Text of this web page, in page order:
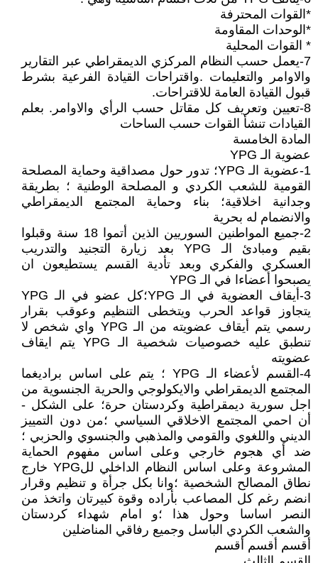
*القوات المحترفة
*الوحدات المقاومة
* القوات المحلية
7-يعمل حسب النظام المركزي الديمقراطي عبر التقارير
والاوامر والتعليمات .واقتراحات القيادة الفرعية بشرط
قبول القيادة العامة للاقتراحات.
8-تعيين وتعريف كل مقاتل حسب الرأي والاوامر. بعلم
القيادات تنشأ القوات حسب الساحات
المادة الخامسة
عضوية الـ YPG
1-عضوية الـ YPG؛ تدور حول مصداقية وحماية المصلحة
القومية للشعب الكردي و المصلحة الوطنية ؛ بطريقة
وجدانية اخلاقية؛ بناء وحماية المجتمع الديمقراطي
والانضمام له بحرية
2-جميع المواطنين السوريين الذين أتموا 18 سنة وقبلوا
بقيم ومبادئ الـ YPG بعد زيارة التجنيد والتدريب
العسكري والفكري وبعد تأدية القسم يستطيعون ان
يصبحوا أعضاءا في الـ YPG
3-أيقاف العضوية في الـ YPG؛كل عضو في الـ YPG
يتجاوز قواعد الحرب ويتخطى التنظيم وعوقب بقرار
رسمي يتم أيقاف عضويته من الـ YPG واي شخص لا
تنطبق عليه خصوصيات شخصية الـ YPG يتم ايقاف
عضويته
4-القسم لأعضاء الـ YPG ؛ يتم على اساس براديغما
المجتمع الديمقراطي والايكولوجي والحرية الجنسوية من
اجل سورية ديمقراطية وكردستان حرة؛ على الشكل -
أن احمي المجتمع الاخلاقي السياسي ؛من دون التمييز
الديني واللغوي والقومي والمذهبي والجنسوي والحزبي ؛
ضد أي هجوم خارجي وعلى اساس مفهوم الحماية
المشروعة وعلى اساس النظام الداخلي للYPG خارج
نطاق المصالح الشخصية ؛وانا بكل جرأة و تنظيم وقرار
انضم رغم كل المصاعب بأراده وقوة كبيرتان واتخذ من
النصر اساسا وحول هذا ؛و امام شهداء كردستان
والشعب الكردي الباسل وجميع رفاقي المناضلين
أقسم أقسم أقسم